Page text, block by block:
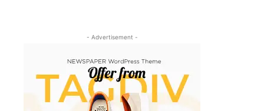
- Advertisement -